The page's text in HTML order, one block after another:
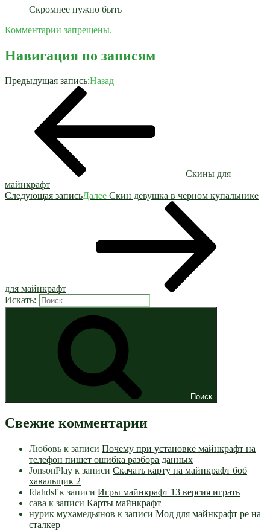
Скромнее нужно быть
Комментарии запрещены.
Навигация по записям
Предыдущая запись:Назад
Скины для
майнкрафт
Следующая записьДалее Скин девушка в черном купальнике
для майнкрафт
Искать:
Поиск
Свежие комментарии
Любовь к записи Почему при установке майнкрафт на
телефон пишет ошибка разбора данных
JonsonPlay к записи Скачать карту на майнкрафт боб
хавальщик 2
fdahdsfк записи Игры майнкрафт 13 версия играть
сава к записи Карты майнкрафт
нурик мухамедьянов к записи Мод для майнкрафт pe на
сталкер